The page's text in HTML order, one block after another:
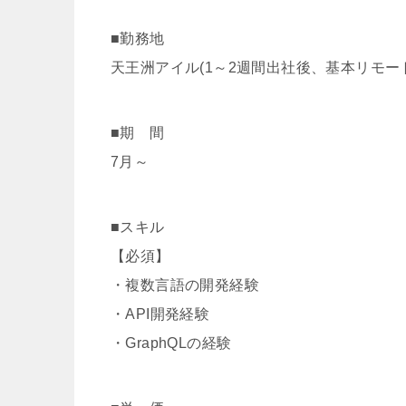
■勤務地
天王洲アイル(1～2週間出社後、基本リモー
■期 間
7月～
■スキル
【必須】
・複数言語の開発経験
・API開発経験
・GraphQLの経験